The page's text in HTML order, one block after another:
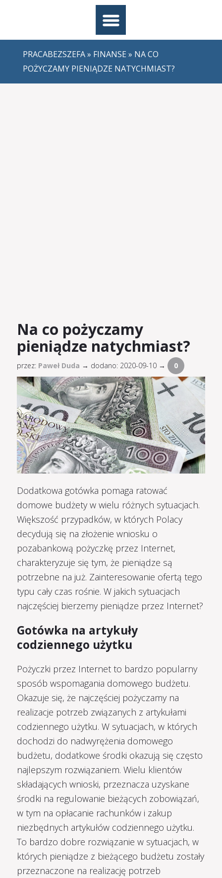
PRACABEZSZEFA» FINANSE » NA CO
POŻYCZAMY PIENIĄDZE NATYCHMIAST?
Na co pożyczamy
pieniądze natychmiast?
przez: Paweł Duda → dodano: 2020-09-10 → 0
Dodatkowa gotówka pomaga ratować
domowe budżety w wielu różnych sytuacjach.
Większość przypadków, w których Polacy
decydują się na złożenie wniosku o
pozabankową pożyczkę przez Internet,
charakteryzuje się tym, że pieniądze są
potrzebne na już. Zainteresowanie ofertą tego
typu cały czas rośnie. W jakich sytuacjach
najczęściej bierzemy pieniądze przez Internet?
Gotówka na artykuły
codziennego użytku
Pożyczki przez Internet to bardzo popularny
sposób wspomagania domowego budżetu.
Okazuje się, że najczęściej pożyczamy na
realizacje potrzeb związanych z artykułami
codziennego użytku. W sytuacjach, w których
dochodzi do nadwyrężenia domowego
budżetu, dodatkowe środki okazują się często
najlepszym rozwiązaniem. Wielu klientów
składających wnioski, przeznacza uzyskane
środki na regulowanie bieżących zobowiązań,
w tym na opłacanie rachunków i zakup
niezbędnych artykułów codziennego użytku.
To bardzo dobre rozwiązanie w sytuacjach, w
których pieniądze z bieżącego budżetu zostały
przeznaczone na realizację potrzeb